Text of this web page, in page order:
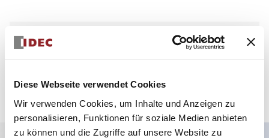
Diese Webseite verwendet Cookies
Wir verwenden Cookies, um Inhalte und Anzeigen zu
personalisieren, Funktionen für soziale Medien anbieten
zu können und die Zugriffe auf unsere Website zu
Menge auswählen
zum Zitat hinzufügen